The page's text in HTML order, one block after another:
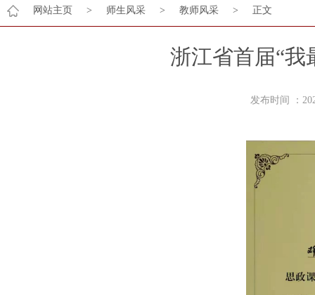
网站主页 > 师生风采 > 教师风采 > 正文
浙江省首届“我
发布时间 ：